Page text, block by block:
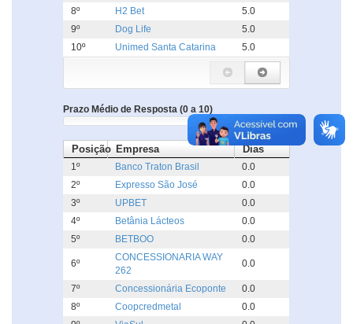
8º H2 Bet
5.0
9º
Dog Life
5.0
10º
Unimed Santa Catarina 5.0
Prazo Médio de Resposta (0 a 10)
Posição Empresa Dias
1º Banco Traton Brasil
0.0
2º
Expresso São José
0.0
3º
UPBET
0.0
4º
Betânia Lácteos
0.0
5º
BETBOO 0.0
6º
CONCESSIONARIA WAY
262
0.0
7º Concessionária Ecoponte
0.0
8º
Coopcredmetal
0.0